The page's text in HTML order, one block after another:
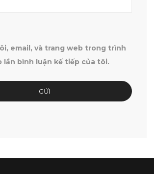
email, và trang web trong trình
lần bình luận kế tiếp của tôi.